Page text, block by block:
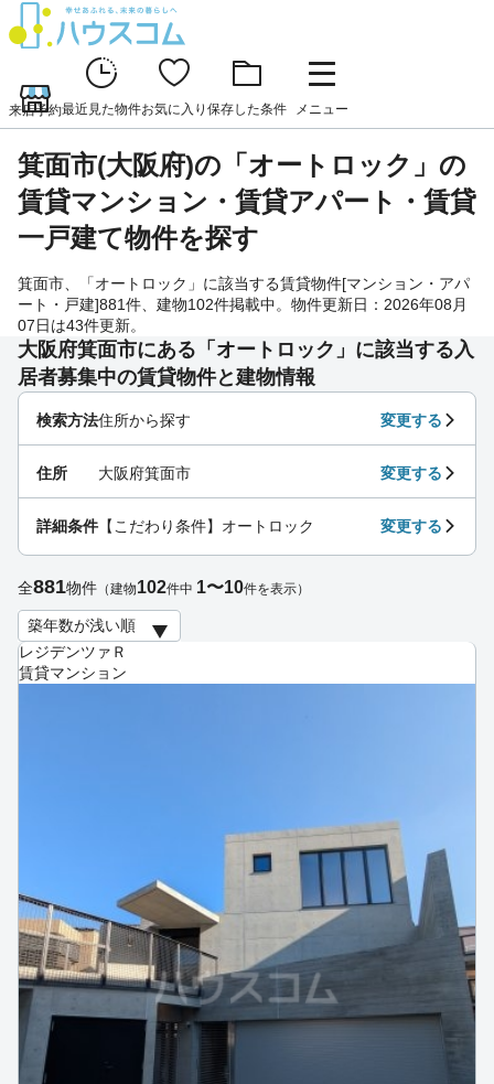
来店予約最近見た物件お気に入り 保存した条件 メニュー
箕面市(大阪府)の「オートロック」の
賃貸マンション・賃貸アパート・賃貸
一戸建て物件を探す
箕面市、「オートロック」に該当する賃貸物件[マンション・アパ
ート・戸建]881件、建物102件掲載中。物件更新日：2026年08月
07日は43件更新。
大阪府箕面市にある「オートロック」に該当する入
居者募集中の賃貸物件と建物情報
レジデンツァＲ
賃貸マンション
検索方法住所から探す 変更する
住所 大阪府箕面市 変更する
詳細条件 【こだわり条件】オートロック 変更する
全881物件 （建物102件中 1〜10件を表示）